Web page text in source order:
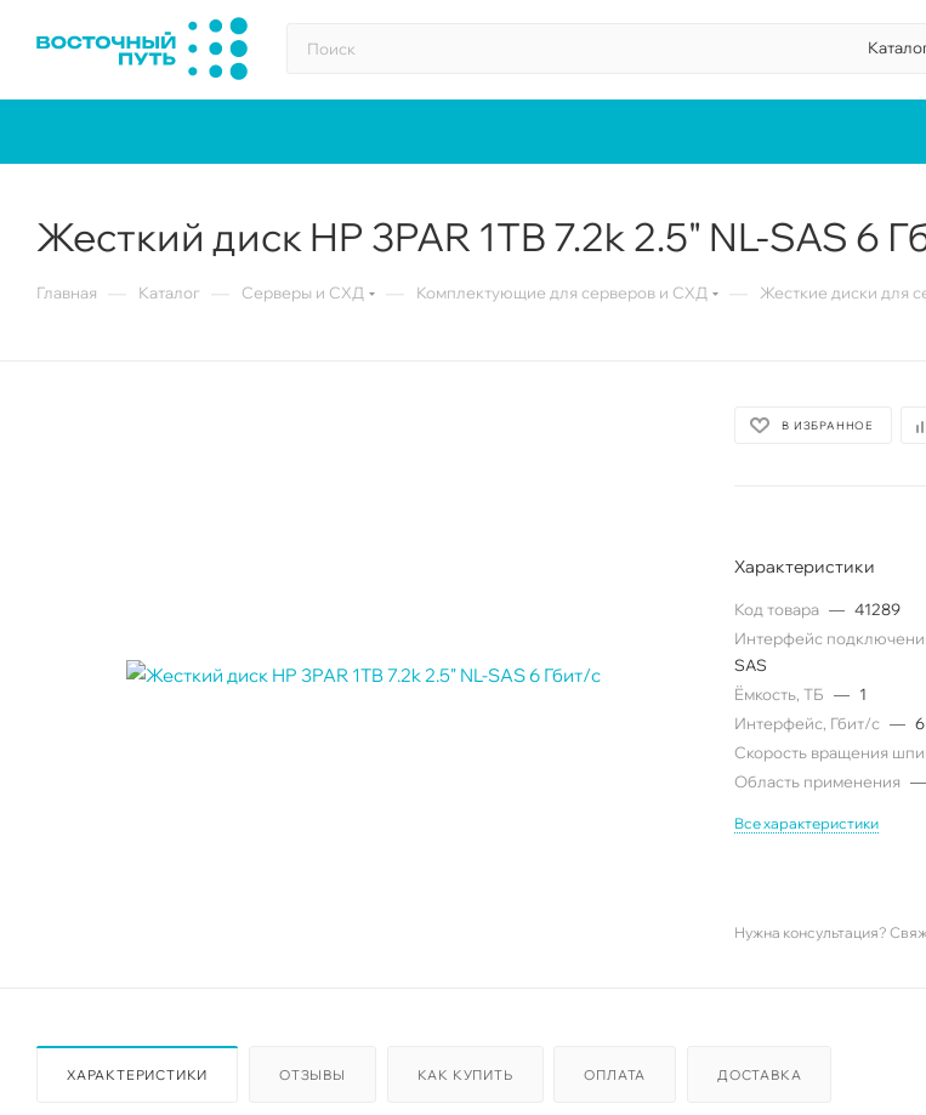
Жесткий диск HP 3PAR 1TB 7.2k 2.5" NL-SAS 6
Главная Каталог Серверы и СХД Комплектующие для серверов и СХД Жесткие диски для
В ИЗБРАННОЕ
Характеристики
Код товара — 41289
Интерфейс
SAS
Ëмкость, ТБ — 1
Интерфейс, Гбит/с — 6
Скорость вращения
Область применения —
Все характеристики
Нужна консультация?
ХАРАКТЕРИСТИКИ ОТЗЫВЫ КАК КУПИТЬ ОПЛАТА ДОСТАВКА